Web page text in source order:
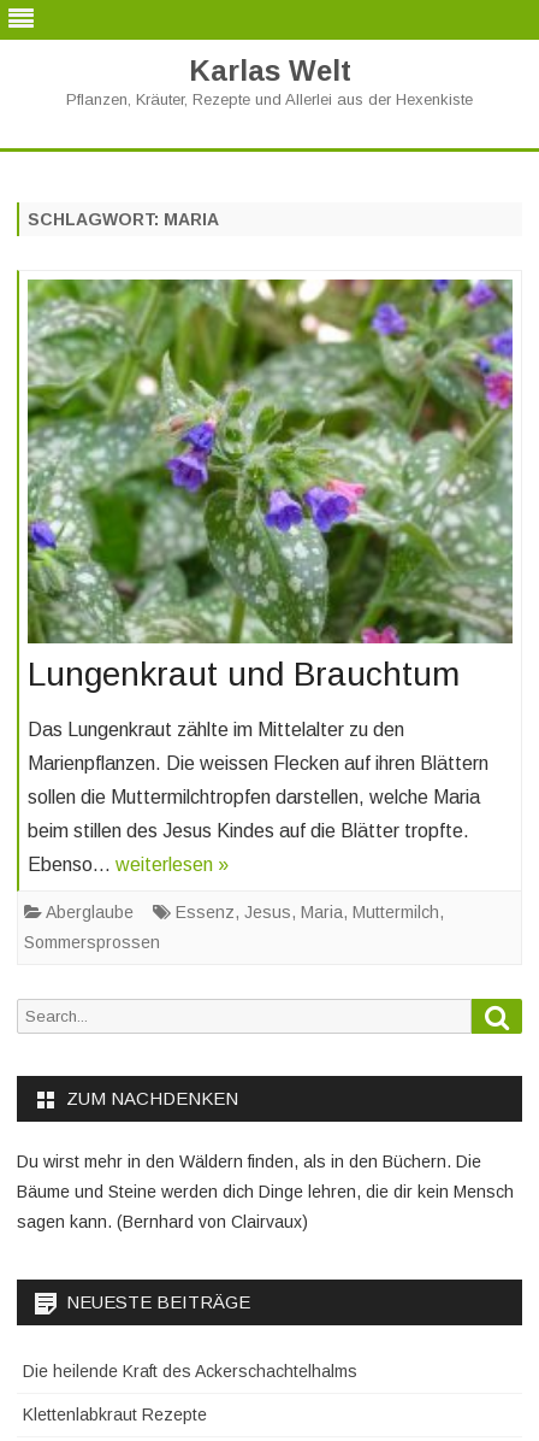
Karlas Welt
Pflanzen, Kräuter, Rezepte und Allerlei aus der Hexenkiste
SCHLAGWORT: MARIA
Lungenkraut und Brauchtum
Das Lungenkraut zählte im Mittelalter zu den
Marienpflanzen. Die weissen Flecken auf ihren Blättern
sollen die Muttermilchtropfen darstellen, welche Maria
beim stillen des Jesus Kindes auf die Blätter tropfte.
Ebenso… weiterlesen »
Aberglaube Essenz, Jesus, Maria, Muttermilch,
Sommersprossen
Search
ZUM NACHDENKEN
Du wirst mehr in den Wäldern finden, als in den Büchern. Die
Bäume und Steine werden dich Dinge lehren, die dir kein Mensch
sagen kann. (Bernhard von Clairvaux)
NEUESTE BEITRÄGE
Die heilende Kraft des Ackerschachtelhalms
Klettenlabkraut Rezepte